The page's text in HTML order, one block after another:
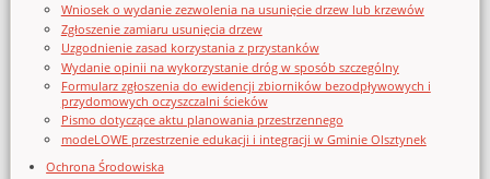
Wniosek o wydanie zezwolenia na usunięcie drzew lub krzewów
Zgłoszenie zamiaru usunięcia drzew
Uzgodnienie zasad korzystania z przystanków
Wydanie opinii na wykorzystanie dróg w sposób szczególny
Formularz zgłoszenia do ewidencji zbiorników bezodpływowych i
przydomowych oczyszczalni ścieków
Pismo dotyczące aktu planowania przestrzennego
modeLOWE przestrzenie edukacji i integracji w Gminie Olsztynek
Ochrona Środowiska